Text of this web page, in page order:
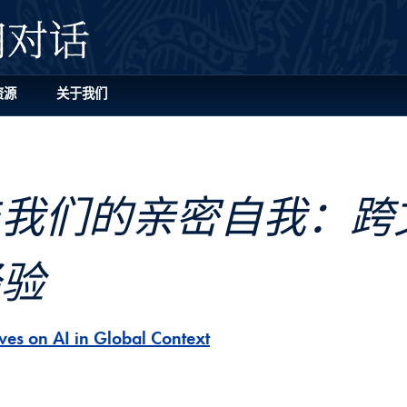
源 关于我们
们的亲密自我：
on AI in Global Context